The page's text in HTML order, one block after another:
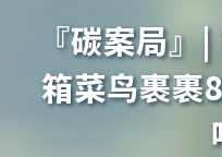
『碳案局
箱菜鸟裹裹